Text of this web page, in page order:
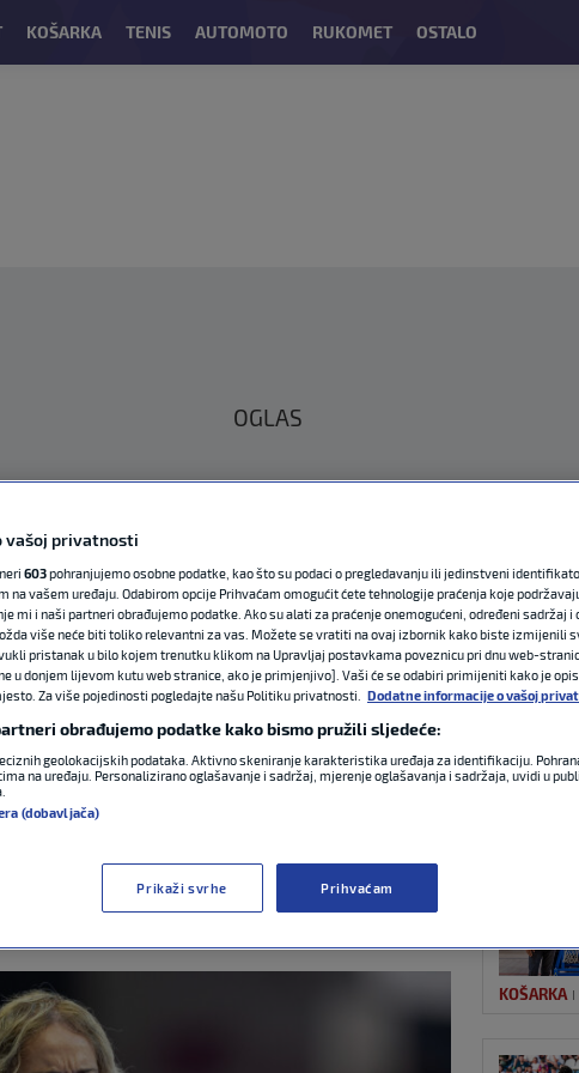
KOŠARKA TENIS AUTOMOTO RUKOMET OSTALO
OGLAS
muškarca, sada je
transrodna
KOŠARKA
vašoj privatnosti
603pohranjujemo osobne podatke, kao što su podaci o pregledavanju ili jedinstveni
na vašem uređaju. Odabirom opcije Prihvaćam omogućit ćete tehnologije praćenja koje
mi i naši partneri obrađujemo podatke. Ako su alati za praćenje onemogućeni, određeni sadržaj i
više neće biti toliko relevantni za vas. Možete se vratiti na ovaj izbornik kako biste izmijenili
pristanak u bilo kojem trenutku klikom na Upravljaj postavkama poveznicu pri dnu web-
u donjem lijevom kutu web stranice, ako je primjenjivo]. Vaši će se odabiri primijeniti kako je
Za više pojedinosti pogledajte našu Politiku privatnosti.
Dodatne informacije o vašoj
obrađujemo podatke kako bismo pružili sljedeće:
geolokacijskih podataka. Aktivno skeniranje karakteristika uređaja za identifikaciju.
na uređaju. Personalizirano oglašavanje i sadržaj, mjerenje oglašavanja i sadržaja, uvidi u
(dobavljača)
Prikaži svrhe Prihvaćam